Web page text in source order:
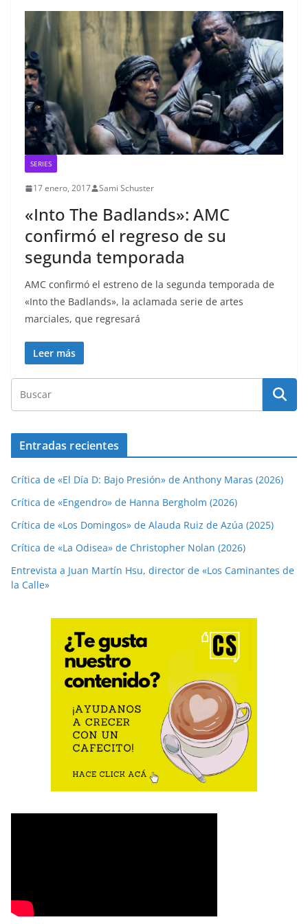
SERIES
17 enero, 2017 Sami Schuster
«Into The Badlands»: AMC
confirmó el regreso de su
segunda temporada
AMC confirmó el estreno de la segunda temporada de
«Into the Badlands», la aclamada serie de artes
marciales, que regresará
Leer más
Entradas recientes
Crítica de «El Día D: Bajo Presión» de Anthony Maras (2026)
Crítica de «Engendro» de Hanna Bergholm (2026)
Crítica de «Los Domingos» de Alauda Ruiz de Azúa (2025)
Crítica de «La Odisea» de Christopher Nolan (2026)
Entrevista a Juan Martín Hsu, director de «Los Caminantes de
la Calle»